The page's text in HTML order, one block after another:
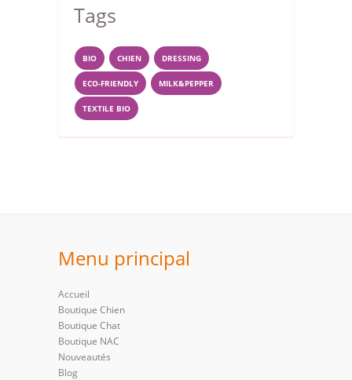
Tags
BIO CHIEN DRESSING
ECO-FRIENDLY MILK&PEPPER
TEXTILE BIO
Menu principal
Accueil
Boutique Chien
Boutique Chat
Boutique NAC
Nouveautés
Blog